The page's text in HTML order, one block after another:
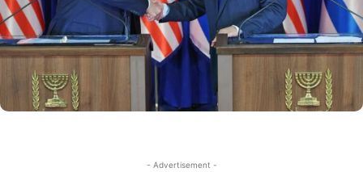
- Advertisement -